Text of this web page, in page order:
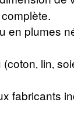
en plumes
lin‚
fabricants